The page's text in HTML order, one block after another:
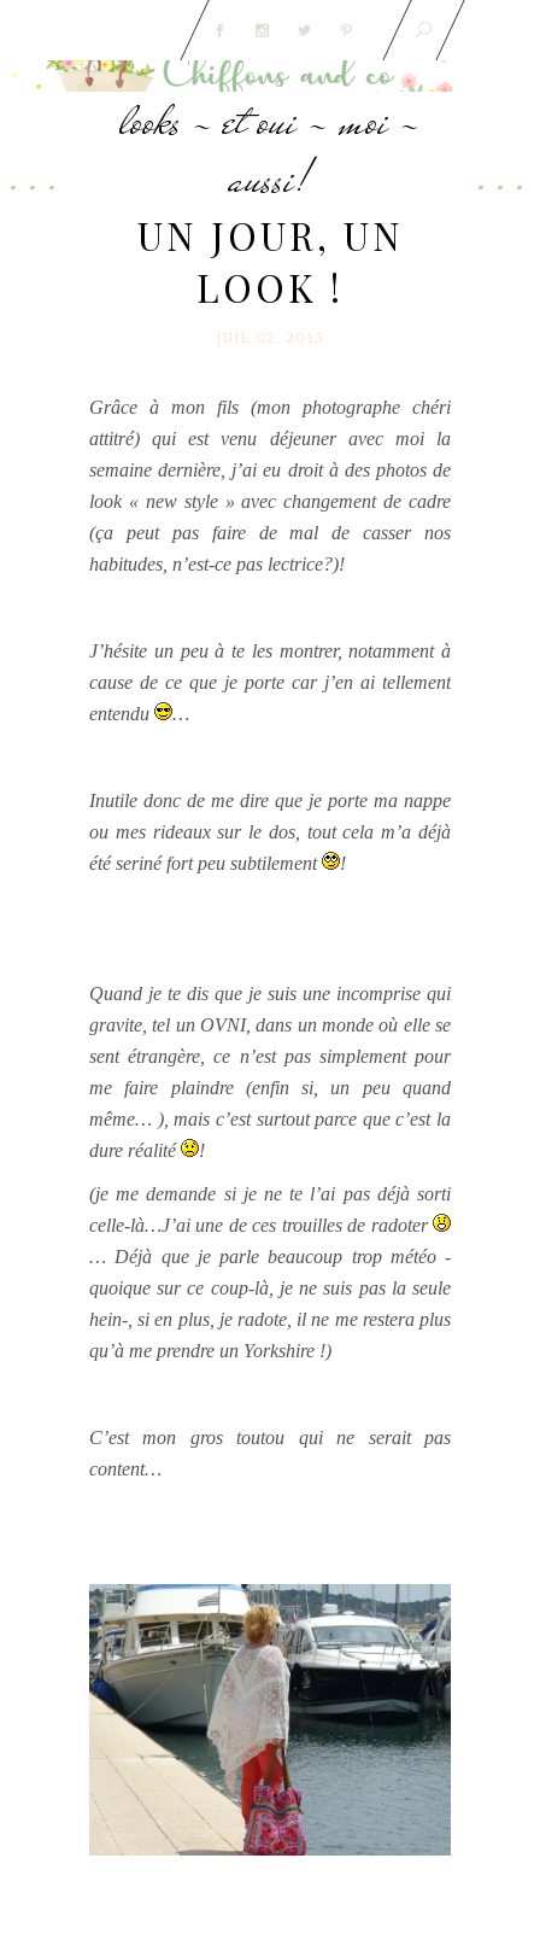
looks - et oui - moi -
aussi!
UN JOUR, UN
LOOK !
JUIL 02. 2013
Grâce à mon fils (mon photographe chéri
attitré) qui est venu déjeuner avec moi la
semaine dernière, j’ai eu droit à des photos de
look « new style » avec changement de cadre
(ça peut pas faire de mal de casser nos
habitudes, n’est-ce pas lectrice?)!
J’hésite un peu à te les montrer, notamment à
cause de ce que je porte car j’en ai tellement
entendu
…
Inutile donc de me dire que je porte ma nappe
ou mes rideaux sur le dos, tout cela m’a déjà
été seriné fort peu subtilement
!
Quand je te dis que je suis une incomprise qui
gravite, tel un OVNI, dans un monde où elle se
sent étrangère, ce n’est pas simplement pour
me faire plaindre (enfin si, un peu quand
même… ), mais c’est surtout parce que c’est la
dure réalité
!
(je me demande si je ne te l’ai pas déjà sorti
celle-là…J’ai une de ces trouilles de radoter
… Déjà que je parle beaucoup trop météo -
quoique sur ce coup-là, je ne suis pas la seule
hein-, si en plus, je radote, il ne me restera plus
qu’à me prendre un Yorkshire !)
C’est mon gros toutou qui ne serait pas
content…